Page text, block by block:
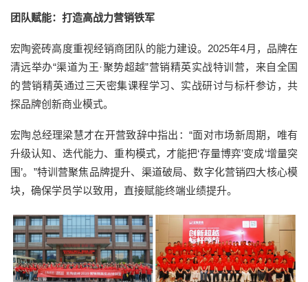
团队赋能：打造高战力营销铁军
宏陶瓷砖高度重视经销商团队的能力建设。2025年4月，品牌在
清远举办“渠道为王·聚势超越”营销精英实战特训营，来自全国
的营销精英通过三天密集课程学习、实战研讨与标杆参访，共
探品牌创新商业模式。
宏陶总经理梁慧才在开营致辞中指出：“面对市场新周期，唯有
升级认知、迭代能力、重构模式，才能把‘存量博弈’变成‘增量突
围’。”特训营聚焦品牌提升、渠道破局、数字化营销四大核心模
块，确保学员学以致用，直接赋能终端业绩提升。